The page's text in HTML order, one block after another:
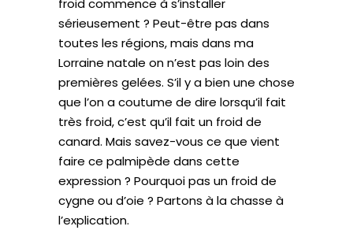
froid commence à s’installer
sérieusement ? Peut-être pas dans
toutes les régions, mais dans ma
Lorraine natale on n’est pas loin des
premières gelées. S’il y a bien une chose
que l’on a coutume de dire lorsqu’il fait
très froid, c’est qu’il fait un froid de
canard. Mais savez-vous ce que vient
faire ce palmipède dans cette
expression ? Pourquoi pas un froid de
cygne ou d’oie ? Partons à la chasse à
l’explication.